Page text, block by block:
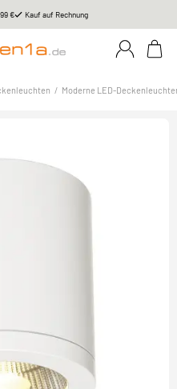
€ Kauf auf Rechnung
/ Moderne LED-